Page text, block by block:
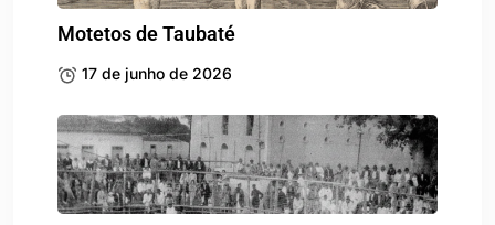
Motetos de Taubaté
17 de junho de 2026